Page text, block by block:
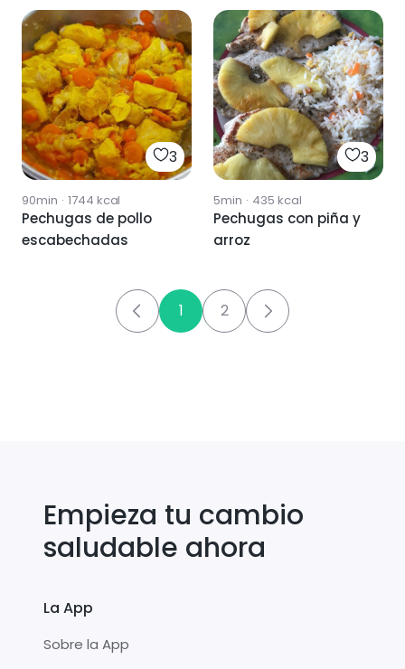
3
90min · 1744 kcal
Pechugas de pollo
escabechadas
3
5min · 435 kcal
Pechugas con piña y
arroz
1 2
Empieza tu cambio
saludable ahora
La App
Sobre la App